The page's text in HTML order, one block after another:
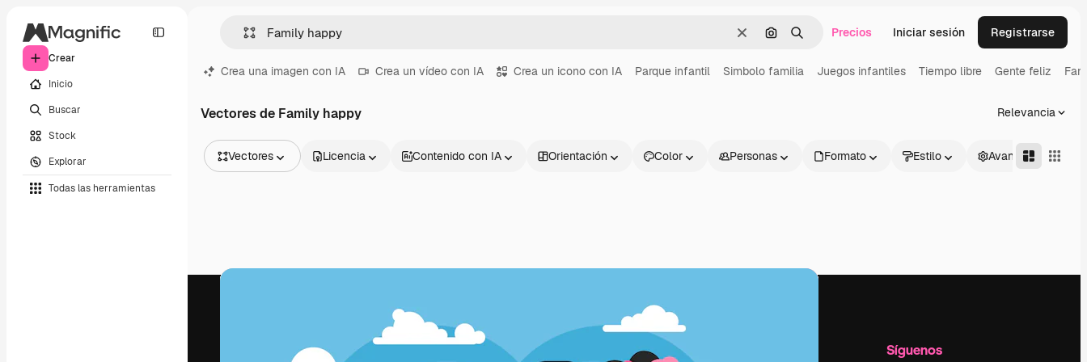
Crear
Inicio
Buscar
Stock
Explorar
Todas las herramientas
BorrarBuscar por imagen
BuscarPrecios Iniciar sesión Registrarse
Crea una imagen con IA Crea un vídeo con IA Crea un icono con IA Parque infantil Simbolo familia Juegos infantiles Tiempo libre Gente feliz
Vectores de Family happy Relevancia
Vectores
Vídeos
Licencia Contenido con IA Orientación Color Personas Formato Estilo Avanzado
Productos Información útil Síguenos